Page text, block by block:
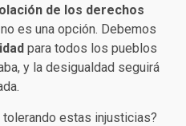
de los derechos
no es una opción. Debemos
para todos los pueblos
y la desigualdad seguirá
estas injusticias?